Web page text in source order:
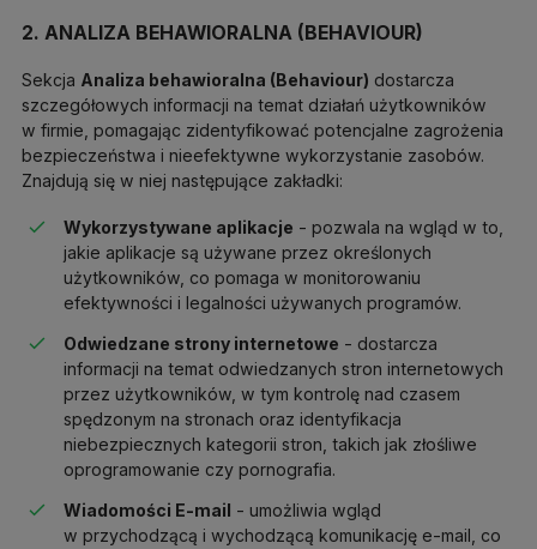
2. ANALIZA BEHAWIORALNA (BEHAVIOUR)
Sekcja Analiza behawioralna (Behaviour) dostarcza
szczegółowych informacji na temat działań użytkowników
w firmie, pomagając zidentyfikować potencjalne zagrożenia
bezpieczeństwa i nieefektywne wykorzystanie zasobów.
Znajdują się w niej następujące zakładki:
Wykorzystywane aplikacje - pozwala na wgląd w to,
jakie aplikacje są używane przez określonych
użytkowników, co pomaga w monitorowaniu
efektywności i legalności używanych programów.
Odwiedzane strony internetowe - dostarcza
informacji na temat odwiedzanych stron internetowych
przez użytkowników, w tym kontrolę nad czasem
spędzonym na stronach oraz identyfikacja
niebezpiecznych kategorii stron, takich jak złośliwe
oprogramowanie czy pornografia.
Wiadomości E-mail - umożliwia wgląd
w przychodzącą i wychodzącą komunikację e-mail, co